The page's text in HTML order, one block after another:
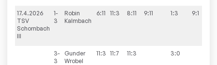
17.4.2026
TSV
Schornbach
III
1-
3
Robin
Kalmbach
6:11 11:3 8:11 9:11 1:3 9:1
3-
3
Gunder
Wrobel
11:3 11:7 11:3 3:0